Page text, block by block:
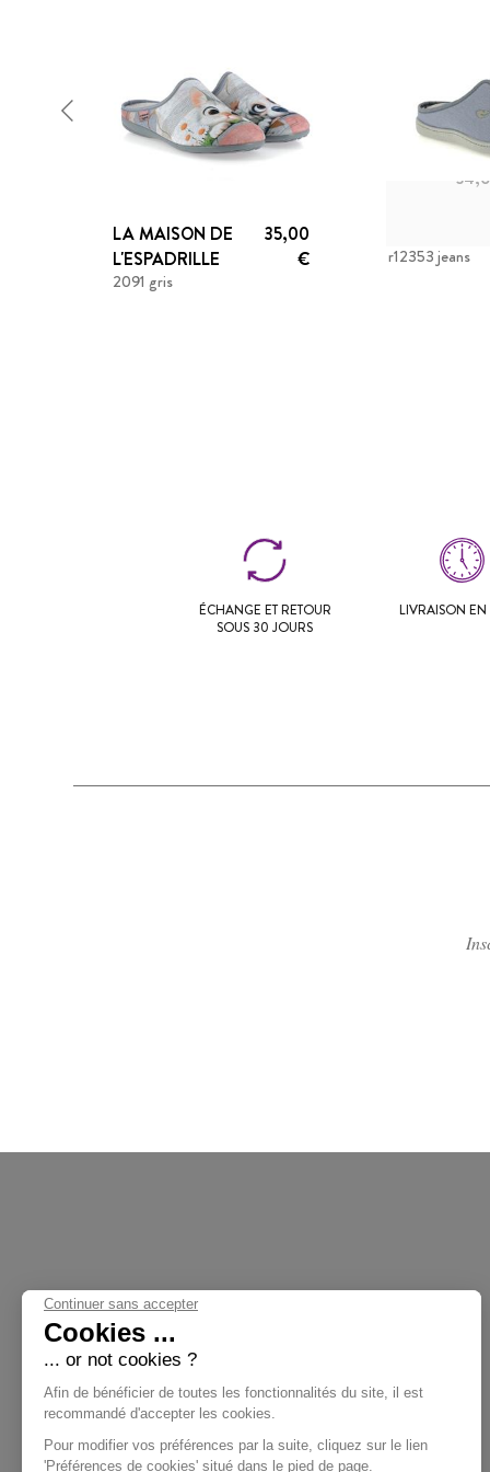
LA MAISON DE
L'ESPADRILLE
35,00
€
2091 gris
r12353 jeans
ÉCHANGE ET RETOUR
SOUS 30 JOURS
LIVRAISON
Nos Collections
Continuer sans accepter
Cookies ...
... or not cookies ?
Afin de bénéficier de toutes les fonctionnalités du site, il est
recommandé d'accepter les cookies.
Pour modifier vos préférences par la suite, cliquez sur le lien
'Préférences de cookies' situé dans le pied de page.